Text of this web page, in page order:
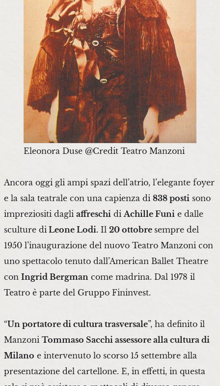
Eleonora Duse @Credit Teatro Manzoni
Ancora oggi gli ampi spazi dell’atrio, l’elegante foyer
e la sala teatrale con una capienza di 838 posti sono
impreziositi dagli affreschi diAchille Funi e dalle
sculture diLeone Lodi. Il 20 ottobre sempre del
1950 l’inaugurazione del nuovo Teatro Manzoni con
uno spettacolo tenuto dall’American Ballet Theatre
con Ingrid Bergman come madrina. Dal 1978 il
Teatro è parte del Gruppo Fininvest.
“Un portatore di cultura trasversale”, ha definito il
Manzoni Tommaso Sacchi assessore alla cultura di
Milano e intervenuto lo scorso 15 settembre alla
presentazione del cartellone. E, in effetti, in questa